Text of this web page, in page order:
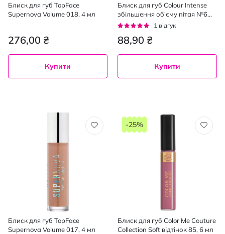
Блиск для губ TopFace
Supernova Volume 018, 4 мл
276,00 ₴
Купити
Блиск для губ Colour Intense
збільшення об'єму пітая №6
Lip Care 6 мл
Рейтинг:
1 відгук
88,90 ₴
Купити
Блиск для губ TopFace
Supernova Volume 017, 4 мл
Блиск для губ Color Me Couture
Collection Soft відтінок 85, 6 мл
-25%